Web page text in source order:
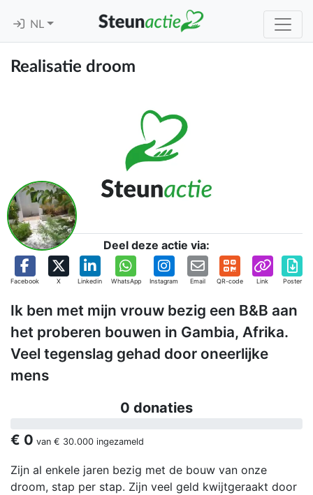
NL
Realisatie droom
Deel deze actie via:
Facebook X Linkedin WhatsApp Instagram Email QR-code Link Poster
Ik ben met mijn vrouw bezig een B&B aan
het proberen bouwen in Gambia, Afrika.
Veel tegenslag gehad door oneerlijke
mens
0 donaties
€ 0 van € 30.000 ingezameld
Zijn al enkele jaren bezig met de bouw van onze
droom, stap per stap. Zijn veel geld kwijtgeraakt door